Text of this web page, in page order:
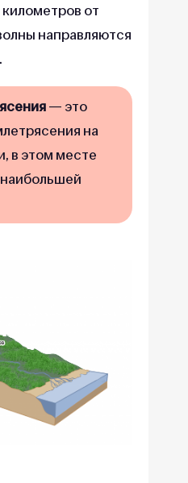
от
направляются
— это
на
в этом месте